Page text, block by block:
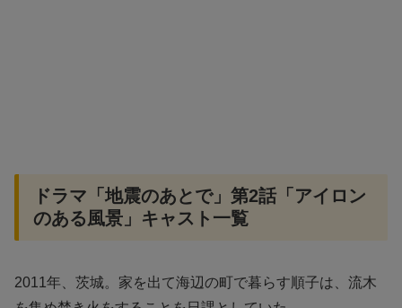
ドラマ「地震のあとで」第2話「アイロン
のある風景」キャスト一覧
2011年、茨城。家を出て海辺の町で暮らす順子は、流木